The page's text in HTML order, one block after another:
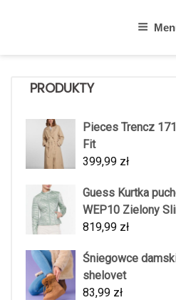
PRODUKTY
Pieces Trencz
Fit
399,99 zł
Guess Kurtka
WEP10 Zielony
819,99 zł
Śniegowce
shelovet
83,99 zł